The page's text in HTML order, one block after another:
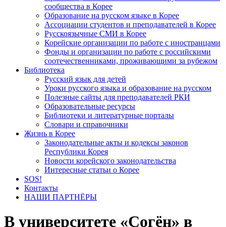
сообщества в Корее
Образование на русском языке в Корее
Ассоциации студентов и преподавателей в Корее
Русскоязычные СМИ в Корее
Корейские организации по работе с иностранцами
Фонды и организации по работе с российскими
соотечественниками, проживающими за рубежом
Библиотека
Русский язык для детей
Уроки русского языка и образование на русском
Полезные сайты для преподавателей РКИ
Образовательные ресурсы
Библиотеки и литературные порталы
Словари и справочники
Жизнь в Корее
Законодательные акты и кодексы законов
Республики Корея
Новости корейского законодательства
Интересные статьи о Корее
SOS!
Контакты
НАШИ ПАРТНЁРЫ
В университете «Согён» в